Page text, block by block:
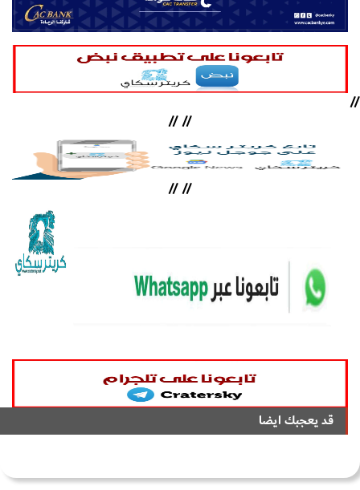
//
//
//
//
//
قد يعجبك ايضا